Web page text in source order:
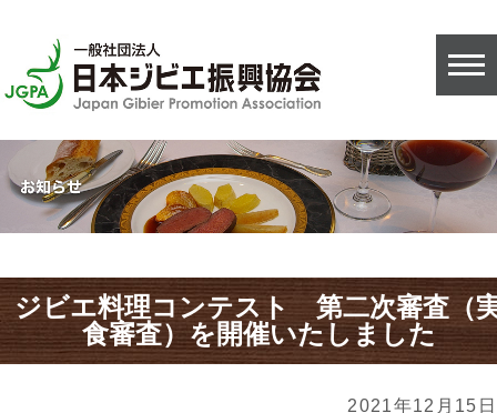
ジビエ料理コンテスト 第二次審査（
食審査）を開催いたしました
2021年12月15日